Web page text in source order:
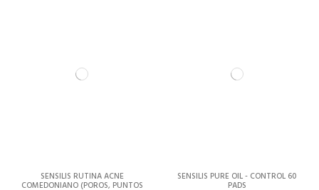
SENSILIS RUTINA ACNE
COMEDONIANO (POROS, PUNTOS
SENSILIS PURE OIL - CONTROL 60
PADS